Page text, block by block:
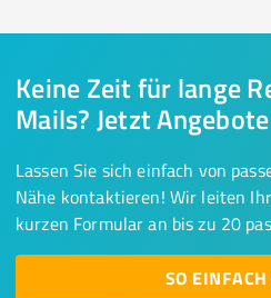
Keine Zeit für lange
Mails? Jetzt
Lassen Sie sich einfach von
Nähe kontaktieren! Wir leiten
kurzen Formular an bis zu 20
SO